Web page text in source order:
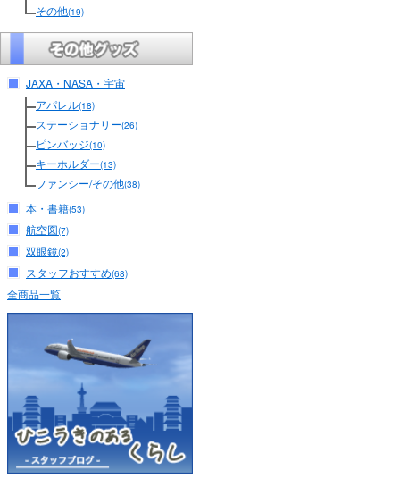
その他(19)
JAXA・NASA・宇宙
アパレル(18)
ステーショナリー(26)
ピンバッジ(10)
キーホルダー(13)
ファンシー/その他(38)
本・書籍(53)
航空図(7)
双眼鏡(2)
スタッフおすすめ(68)
全商品一覧